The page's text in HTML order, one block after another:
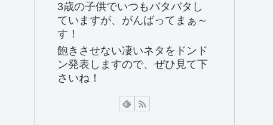
3歳の子供でいつもバタバタし
ていますが、がんばってまぁ～
す！
飽きさせない凄いネタをドンド
ン発表しますので、ぜひ見て下
さいね！